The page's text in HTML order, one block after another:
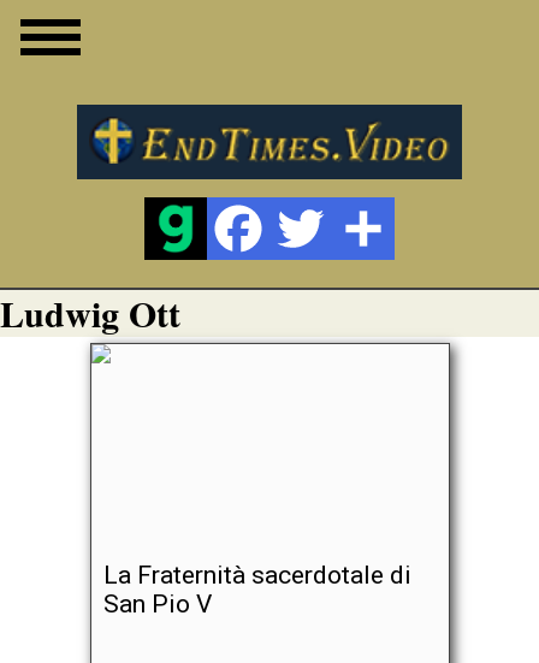
Ludwig Ott
La Fraternità sacerdotale di
San Pio V